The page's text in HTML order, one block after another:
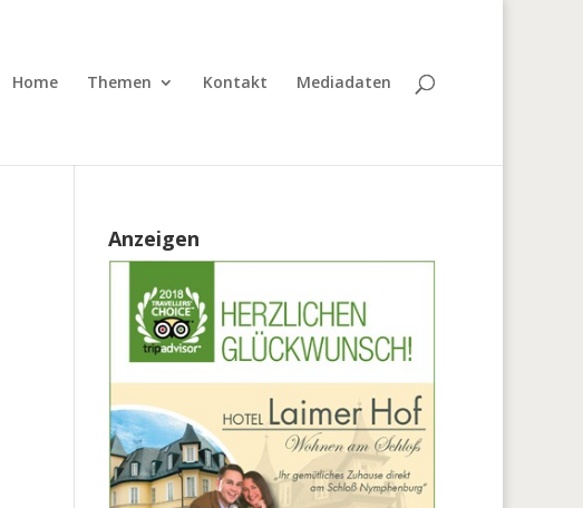
Home Themen Kontakt Mediadaten
Anzeigen